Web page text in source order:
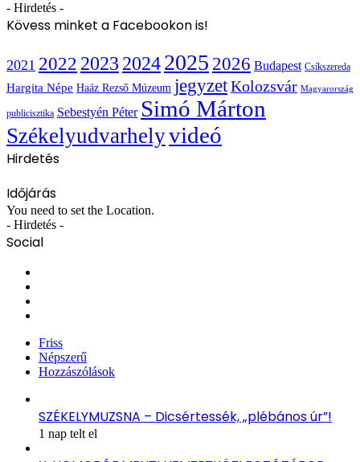
- Hirdetés -
Kövess minket a Facebookon is!
2021 2022 2023 20242025 2026 Budapest Csíkszereda
Hargita Népe Haáz Rezső Múzeum jegyzetKolozsvár Magyarország
publicisztika Sebestyén Péter Simó Márton
Székelyudvarhelyvideó
Hirdetés
Időjárás
You need to set the Location.
- Hirdetés -
Social
Friss
Népszerű
Hozzászólások
SZÉKELYMUZSNA – Dicsértessék, „plébános úr”!
1 nap telt el